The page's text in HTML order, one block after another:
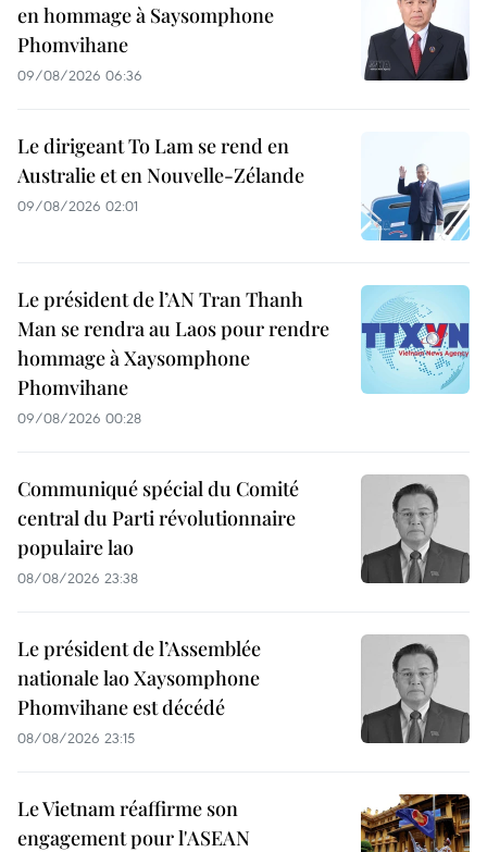
en hommage à Saysomphone
Phomvihane
09/08/2026 06:36
Le dirigeant To Lam se rend en
Australie et en Nouvelle-Zélande
09/08/2026 02:01
Le président de l’AN Tran Thanh
Man se rendra au Laos pour rendre
hommage à Xaysomphone
Phomvihane
09/08/2026 00:28
Communiqué spécial du Comité
central du Parti révolutionnaire
populaire lao
08/08/2026 23:38
Le président de l’Assemblée
nationale lao Xaysomphone
Phomvihane est décédé
08/08/2026 23:15
Le Vietnam réaffirme son
engagement pour l'ASEAN